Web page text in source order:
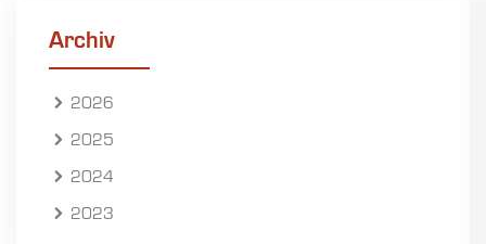
Archiv
2026
2025
2024
2023